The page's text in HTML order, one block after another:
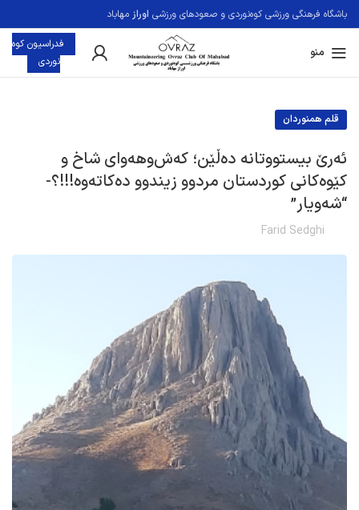
باشگاه فرهنگی ورزشی کوه‌نوردی و صعودهای ورزشی اوراز مهاباد
منو
فدراسيون کوه
نوردی
قلم همنوردان
ئە‌رێ بیستووتانە دەڵێن؛ کە‌ش‌وهە‌وای شاخ و
کێوەکانی کوردستان مردوو زیندوو دەکاتە‌وە!!!؟-
“شە‌ویار”
Farid Sedghi